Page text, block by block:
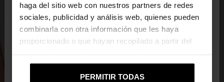
haga del sitio web con nuestros partners de redes
sociales, publicidad y análisis web, quienes pueden
combinarla con otra información que les haya
proporcionado o que hayan recopilado a partir del
PERMITIR TODAS
Estás accediendo a la web de Ecuador. ¿Quieres ir
a la web de United States?